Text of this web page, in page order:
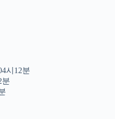
시12분
분